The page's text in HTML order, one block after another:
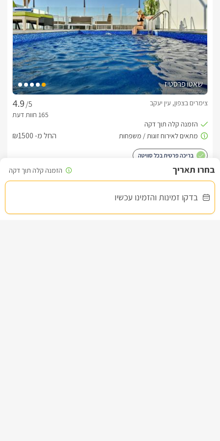
בדקו זמינות והזמינו עכשיו
שאטו פרסטיז
/5
צימרים בצפון, עין יעקב
החל מ- ₪1500
בריכה פרטית בכל סוויטה